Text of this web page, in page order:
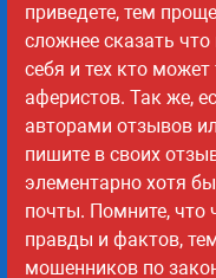
приведете, тем
сложнее сказать
себя и тех кто
аферистов. Так же,
авторами отзывов
пишите в своих
элементарно хотя
почты. Помните, что
правды и фактов,
мошенников по